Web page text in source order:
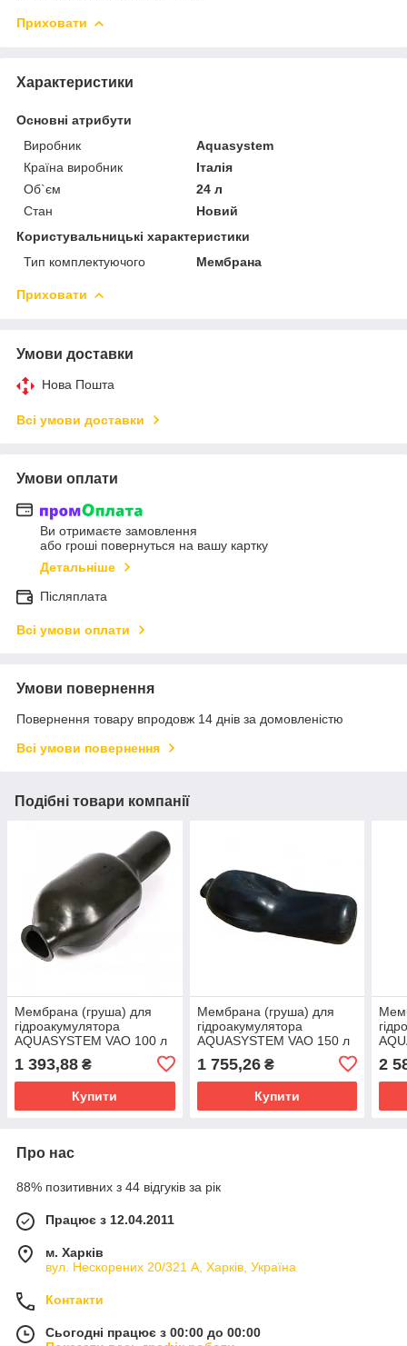
Приховати
Характеристики
Основні атрибути
Виробник
Aquasystem
Країна виробник
Італія
Об`єм
24 л
Стан
Новий
Користувальницькі характеристики
Тип комплектуючого
Мембрана
Приховати
Умови доставки
Нова Пошта
Всі умови доставки
Умови оплати
Ви отримаєте замовлення
або гроші повернуться на вашу картку
Детальніше
Післяплата
Всі умови оплати
Умови повернення
Повернення товару впродовж 14 днів за домовленістю
Всі умови повернення
Подібні товари компанії
Мембрана (груша) для
гідроакумулятора
AQUASYSTEM VAO 100 л
1 393,88 ₴
Купити
Мембрана (груша) для
гідроакумулятора
AQUASYSTEM VAO 150 л
1 755,26₴
Купити
2
Про нас
88% позитивних з 44 відгуків за рік
Працює з 12.04.2011
м. Харків
вул. Нескорених 20/321 А, Харків, Україна
Контакти
Сьогодні працює з 00:00 до 00:00